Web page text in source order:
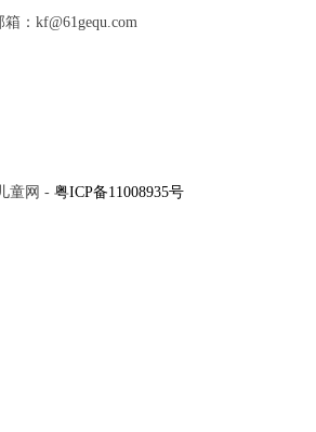
：kf@61gequ.com
童网 - 粤ICP备11008935号